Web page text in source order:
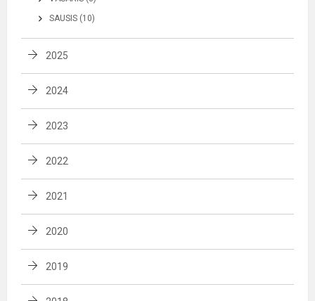
SAUSIS (10)
2025
2024
2023
2022
2021
2020
2019